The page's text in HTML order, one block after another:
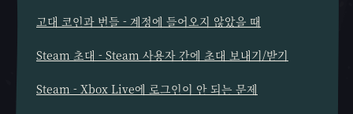
고대 코인과 번들 - 계정에 들어오지 않았을 때
Steam 초대 - Steam 사용자 간에 초대 보내기/받기
Steam - Xbox Live에 로그인이 안 되는 문제